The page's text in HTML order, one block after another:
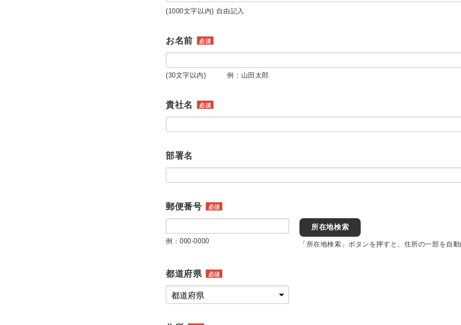
(1000文字以内) 自由記入
お名前 必須
(30文字以内) 例：山田太郎
貴社名 必須
部署名
郵便番号 必須
例：000-0000
所在地検索
「所在地検索」ボタンを押すと、住所の一部を自動
都道府県 必須